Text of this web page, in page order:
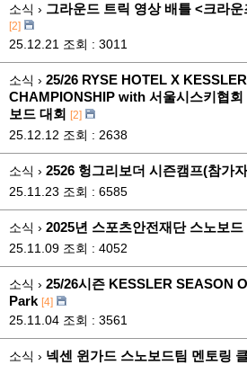
소식 › 그라운드 트릭 영상 배틀 <크라
[2]
25.12.21 조회 : 3011
소식 › 25/26 RYSE HOTEL X
CHAMPIONSHIP with 서울시스키협회
보드 대회 [2]
25.12.12 조회 : 2638
소식 › 2526 헝그리보더 시즌캠프(참가
25.11.23 조회 : 6585
소식 › 2025년 스포츠안전재단 스노보드
25.11.09 조회 : 4052
소식 › 25/26시즌 KESSLER SEASON
Park [4]
25.11.04 조회 : 3561
소식 › 넥센 윈가드 스노보드팀 멘토링